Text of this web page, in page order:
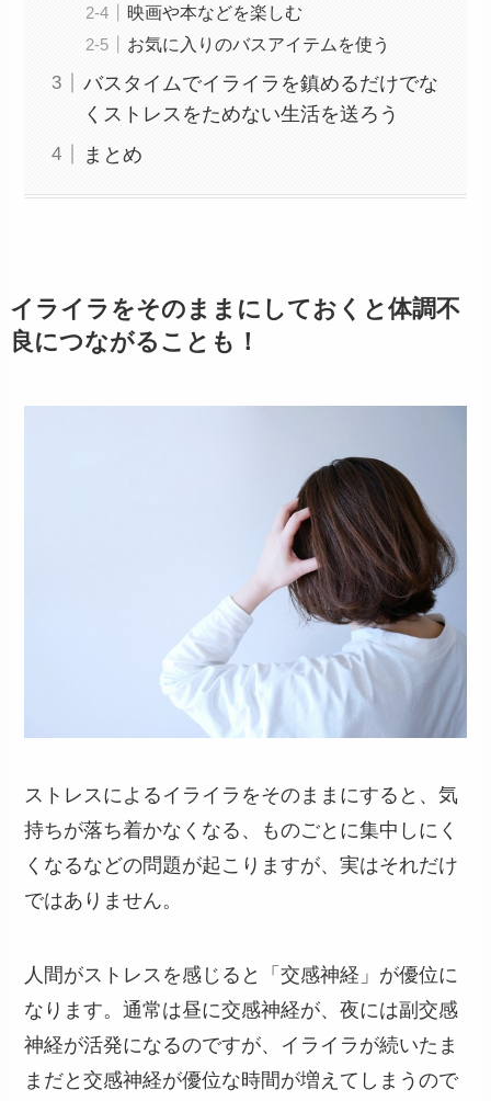
映画や本などを楽しむ
お気に入りのバスアイテムを使う
バスタイムでイライラを鎮めるだけでな
くストレスをためない生活を送ろう
まとめ
イライラをそのままにしておくと体調不
良につながることも！
ストレスによるイライラをそのままにすると、気
持ちが落ち着かなくなる、ものごとに集中しにく
くなるなどの問題が起こりますが、実はそれだけ
ではありません。
人間がストレスを感じると「交感神経」が優位に
なります。通常は昼に交感神経が、夜には副交感
神経が活発になるのですが、イライラが続いたま
まだと交感神経が優位な時間が増えてしまうので